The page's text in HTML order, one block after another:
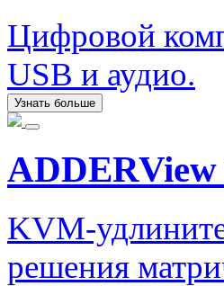
Цифровой
USB и аудио.
Узнать больше
KVM-
решения